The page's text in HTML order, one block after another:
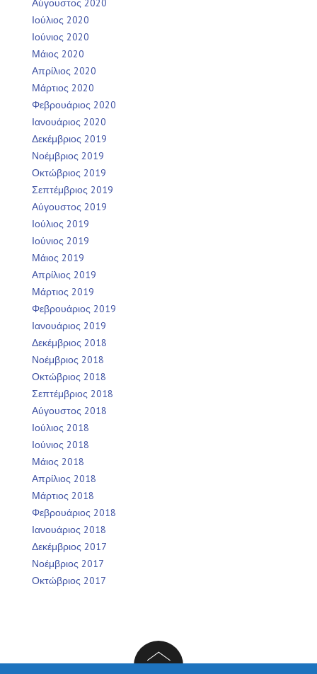
Αύγουστος 2020
Ιούλιος 2020
Ιούνιος 2020
Μάιος 2020
Απρίλιος 2020
Μάρτιος 2020
Φεβρουάριος 2020
Ιανουάριος 2020
Δεκέμβριος 2019
Νοέμβριος 2019
Οκτώβριος 2019
Σεπτέμβριος 2019
Αύγουστος 2019
Ιούλιος 2019
Ιούνιος 2019
Μάιος 2019
Απρίλιος 2019
Μάρτιος 2019
Φεβρουάριος 2019
Ιανουάριος 2019
Δεκέμβριος 2018
Νοέμβριος 2018
Οκτώβριος 2018
Σεπτέμβριος 2018
Αύγουστος 2018
Ιούλιος 2018
Ιούνιος 2018
Μάιος 2018
Απρίλιος 2018
Μάρτιος 2018
Φεβρουάριος 2018
Ιανουάριος 2018
Δεκέμβριος 2017
Νοέμβριος 2017
Οκτώβριος 2017